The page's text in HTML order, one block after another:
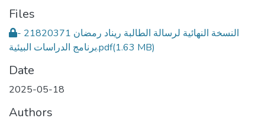
Files
النسخة النهائية لرسالة الطالبة ريناد رمضان 21820371 -
برنامج الدراسات البيئية.pdf(1.63 MB)
Date
2025-05-18
Authors